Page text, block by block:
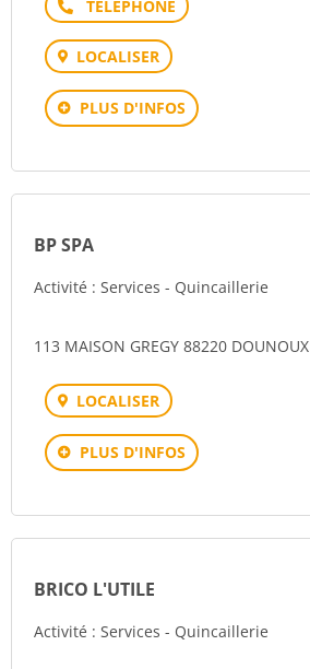
Téléphone
LOCALISER
PLUS D'INFOS
BP SPA
Activité : Services - Quincaillerie
113 MAISON GREGY 88220 DOUNOUX
LOCALISER
PLUS D'INFOS
BRICO L'UTILE
Activité : Services - Quincaillerie